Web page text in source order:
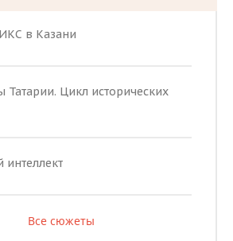
в Казани
Татарии. Цикл исторических
интеллект
Все сюжеты